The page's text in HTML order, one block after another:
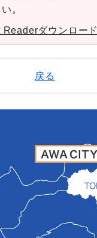
。
ダウンロード
戻る